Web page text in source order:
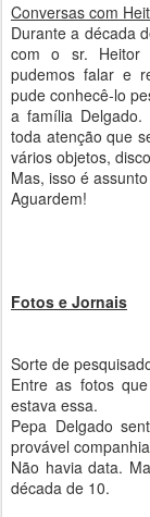
Conversas com
Durante a década
com o sr. Heitor
pudemos falar e
pude conhecê-lo
a família
toda atenção que
vários objetos,
Mas, isso é
Aguardem!
Fotos e Jornais
Sorte de
Entre as fotos
estava essa.
Pepa Delgado
provável
Não havia data.
década de 10.